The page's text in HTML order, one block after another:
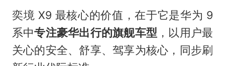
奕境 X9 最核心的价值，在于它是华为 9
系中专注豪华出行的旗舰车型 ，以用户最
关心的安全、舒享、驾享为核心，同步刷